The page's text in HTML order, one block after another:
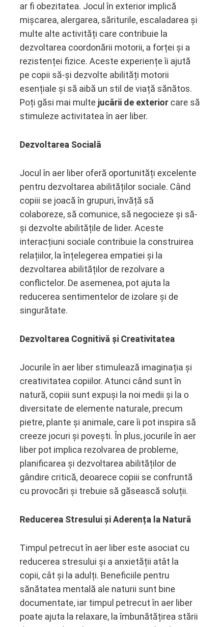
ar fi obezitatea. Jocul în exterior implică
mișcarea, alergarea, săriturile, escaladarea și
multe alte activități care contribuie la
dezvoltarea coordonării motorii, a forței și a
rezistenței fizice. Aceste experiențe îi ajută
pe copii să-și dezvolte abilități motorii
esențiale și să aibă un stil de viață sănătos.
Poți găsi mai multe jucării de exterior care să
stimuleze activitatea în aer liber.
Dezvoltarea Socială
Jocul în aer liber oferă oportunități excelente
pentru dezvoltarea abilităților sociale. Când
copiii se joacă în grupuri, învăță să
colaboreze, să comunice, să negocieze și să-
și dezvolte abilitățile de lider. Aceste
interacțiuni sociale contribuie la construirea
relațiilor, la înțelegerea empatiei și la
dezvoltarea abilităților de rezolvare a
conflictelor. De asemenea, pot ajuta la
reducerea sentimentelor de izolare și de
singurătate.
Dezvoltarea Cognitivă și Creativitatea
Jocurile în aer liber stimulează imaginația și
creativitatea copiilor. Atunci când sunt în
natură, copiii sunt expuși la noi medii și la o
diversitate de elemente naturale, precum
pietre, plante și animale, care îi pot inspira să
creeze jocuri și povești. În plus, jocurile în aer
liber pot implica rezolvarea de probleme,
planificarea și dezvoltarea abilităților de
gândire critică, deoarece copiii se confruntă
cu provocări și trebuie să găsească soluții.
Reducerea Stresului și Aderența la Natură
Timpul petrecut în aer liber este asociat cu
reducerea stresului și a anxietății atât la
copii, cât și la adulți. Beneficiile pentru
sănătatea mentală ale naturii sunt bine
documentate, iar timpul petrecut în aer liber
poate ajuta la relaxare, la îmbunătățirea stării